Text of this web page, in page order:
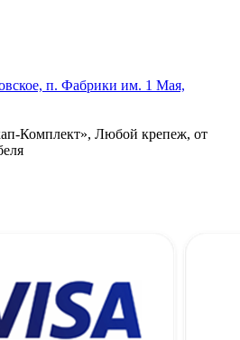
п. Фабрики им. 1 Мая,
Комплект», Любой крепеж, от